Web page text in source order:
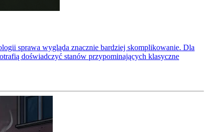
sprawa wygląda znacznie bardziej skomplikowanie. Dla
doświadczyć stanów przypominających klasyczne